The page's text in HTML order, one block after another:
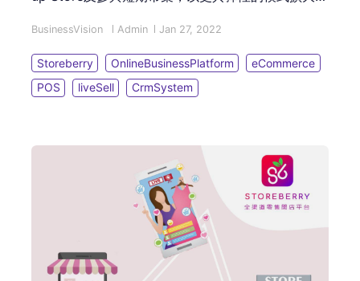
零售模式，迎合現今香港營商新形態 !
BusinessVision Admin Jan 27, 2022
Storeberry OnlineBusinessPlatform
eCommerce
POS
liveSell CrmSystem